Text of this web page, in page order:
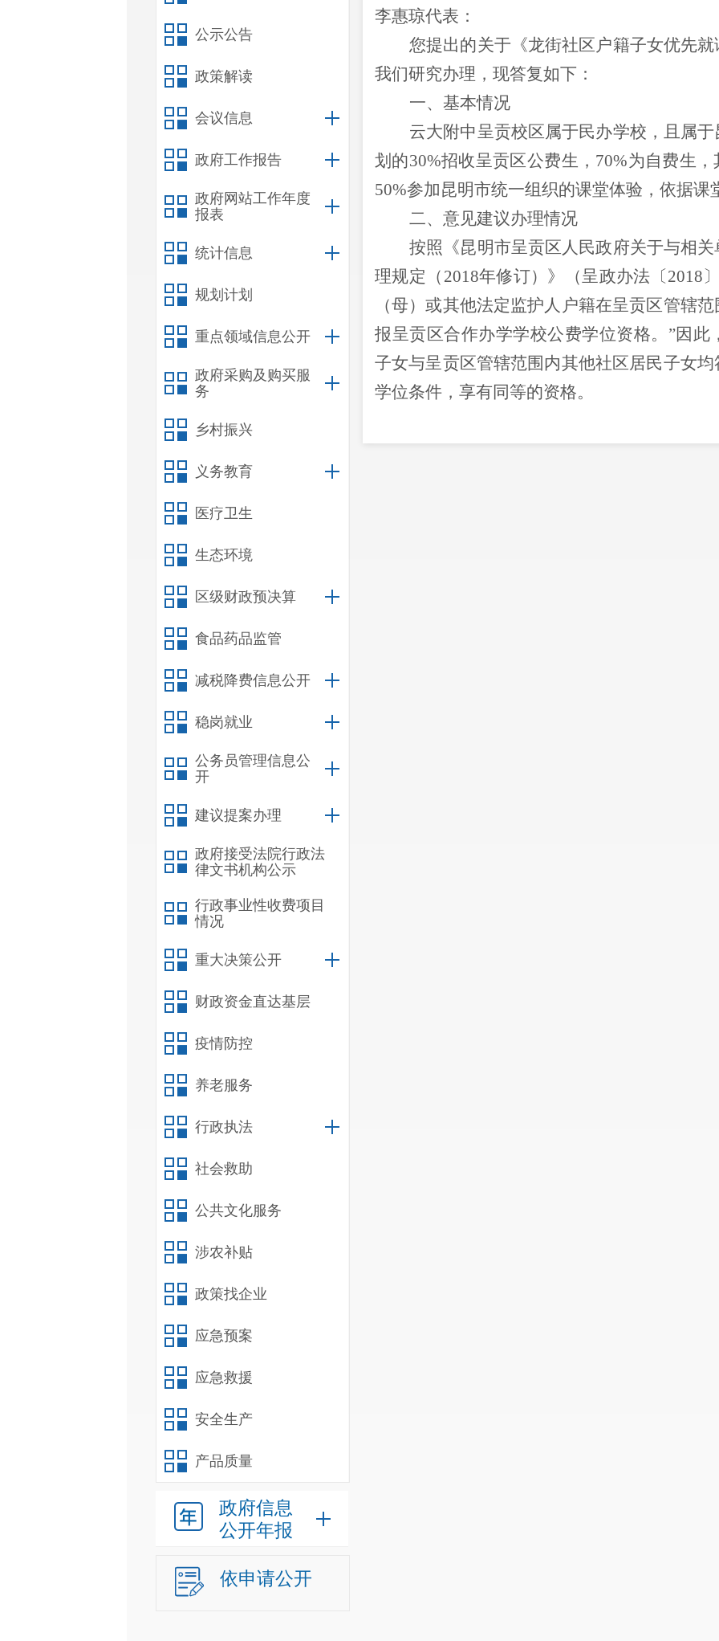
公示公告
政策解读
会议信息
政府工作报告
政府网站工作年度
报表
统计信息
规划计划
重点领域信息公开
政府采购及购买服
务
乡村振兴
义务教育
医疗卫生
生态环境
区级财政预决算
食品药品监管
减税降费信息公开
稳岗就业
公务员管理信息公
开
建议提案办理
政府接受法院行政法
律文书机构公示
行政事业性收费项目
情况
重大决策公开
财政资金直达基层
疫情防控
养老服务
行政执法
社会救助
公共文化服务
涉农补贴
政策找企业
应急预案
应急救援
安全生产
产品质量
政府信息
公开年报
依申请公开
李惠琼代表：
您提出的关于《龙街社区户籍子女优先
我们研究办理，现答复如下：
一、基本情况
云大附中呈贡校区属于民办学校，且属
划的30%招收呈贡区公费生， 70%为自费生，
50%参加昆明市统一组织的课堂体验，依据课
二、意见建议办理情况
按照《昆明市呈贡区人民政府关于与相
理规定（ 2018年修订）》（呈政办法〔2018〕
（母）或其他法定监护人户籍在呈贡区管辖
报呈贡区合作办学学校公费学位资格。”因
子女与呈贡区管辖范围内其他社区居民子女
学位条件，享有同等的资格。
我区将加大教育资源投入，引进更多优